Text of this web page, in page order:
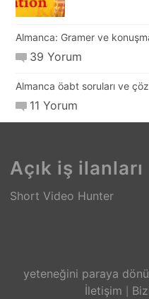
Almanca: Gramer ve
39 Yorum
Almanca öabt soruları ve
11 Yorum
Açık iş ilanları
Short Video Hunter
yeteneğini paraya
İletişim